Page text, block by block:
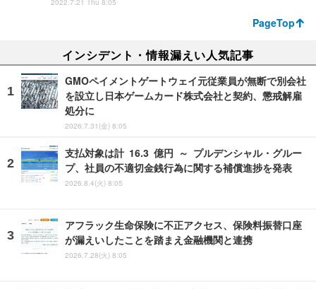
2022.7.21 Thu 8:05
PageTop
インシデント・情報漏えい人気記事
GMOペイメントゲートウェイ元従業員が無断で別会社
を設立し日本ゲームカード株式会社と契約、懲戒解雇
処分に
2026.7.31(金) 8:05
支払対象は計 16.3 億円 ～ プルデンシャル・グルー
プ、社員の不適切金銭行為に関する補償進捗を発表
2026.8.4(火) 8:05
アフラック生命保険に不正アクセス、保険料振替口座
が漏えいしたことを踏まえ金融機関と連携
2026.7.28(火) 8:05